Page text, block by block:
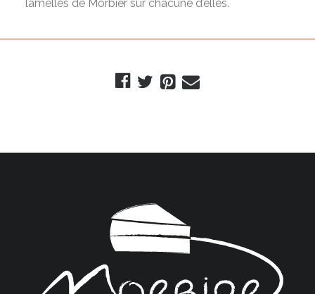
lamelles de Morbier sur chacune d’elles.